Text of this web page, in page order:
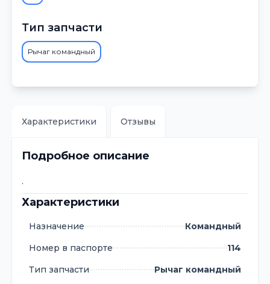
Тип запчасти
Рычаг командный
Характеристики Отзывы
Подробное описание
.
Характеристики
Назначение
Командный
Номер в паспорте
114
Тип запчасти
Рычаг командный